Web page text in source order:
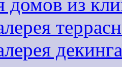
домов из